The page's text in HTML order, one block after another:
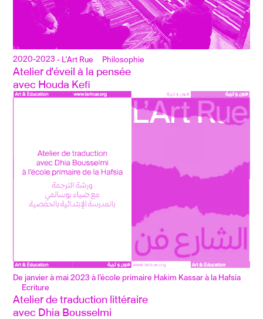
2020-2023- L'Art Rue Philosophie
Atelier d'éveil à la pensée
avec Houda Kefi
De janvier à mai 2023 à l’école primaire Hakim Kassar à la Hafsia
Ecriture
Atelier de traduction littéraire
avec Dhia Bousselmi